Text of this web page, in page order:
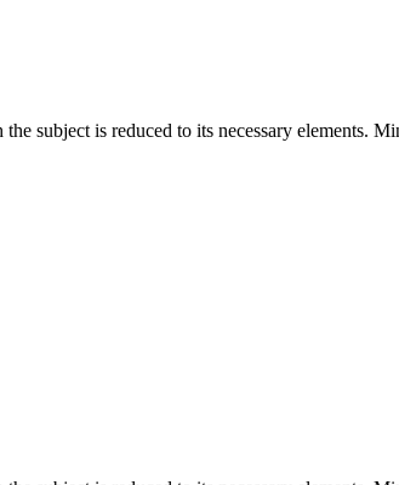
subject is reduced to its necessary elements.